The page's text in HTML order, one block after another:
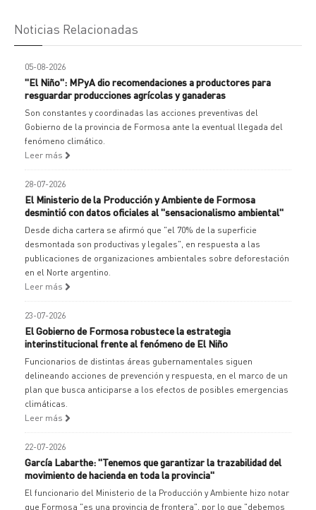
Noticias Relacionadas
05-08-2026
"El Niño": MPyA dio recomendaciones a productores para
resguardar producciones agrícolas y ganaderas
Son constantes y coordinadas las acciones preventivas del
Gobierno de la provincia de Formosa ante la eventual llegada del
fenómeno climático.
Leer más
28-07-2026
El Ministerio de la Producción y Ambiente de Formosa
desmintió con datos oficiales al "sensacionalismo ambiental"
Desde dicha cartera se afirmó que "el 70% de la superficie
desmontada son productivas y legales", en respuesta a las
publicaciones de organizaciones ambientales sobre deforestación
en el Norte argentino.
Leer más
23-07-2026
El Gobierno de Formosa robustece la estrategia
interinstitucional frente al fenómeno de El Niño
Funcionarios de distintas áreas gubernamentales siguen
delineando acciones de prevención y respuesta, en el marco de un
plan que busca anticiparse a los efectos de posibles emergencias
climáticas.
Leer más
22-07-2026
García Labarthe: "Tenemos que garantizar la trazabilidad del
movimiento de hacienda en toda la provincia"
El funcionario del Ministerio de la Producción y Ambiente hizo notar
que Formosa "es una provincia de frontera", por lo que "debemos